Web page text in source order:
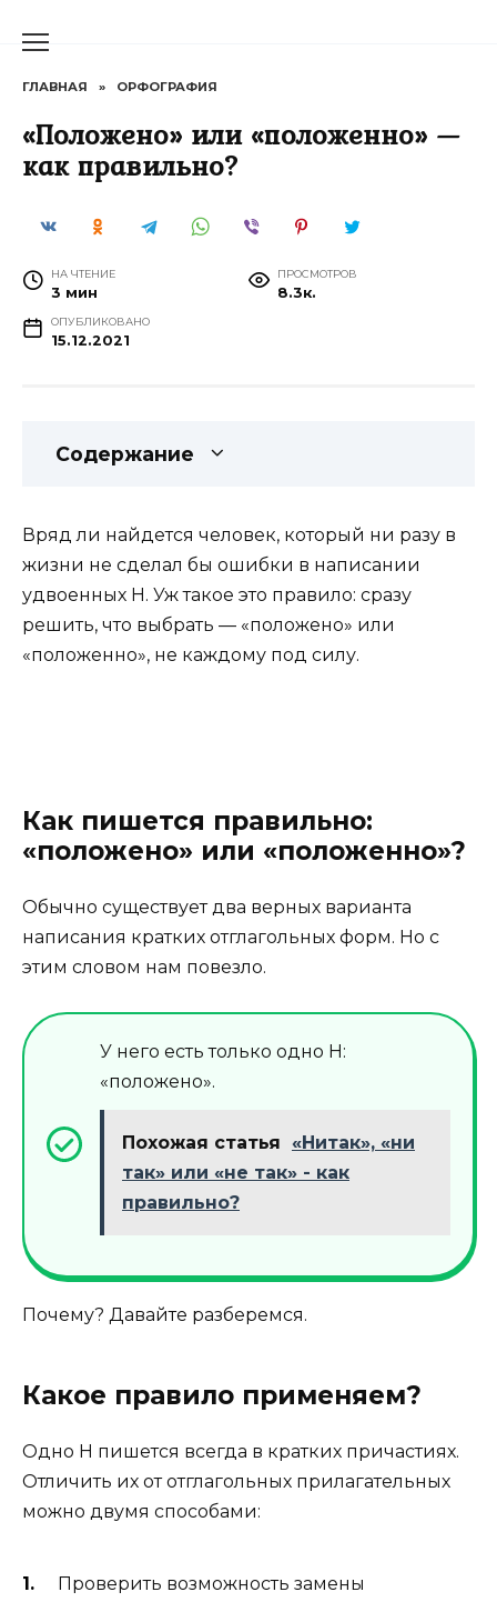
ГЛАВНАЯ » ОРФОГРАФИЯ
«Положено» или «положенно» —
как правильно?
НА ЧТЕНИЕ
3 мин
ПРОСМОТРОВ
8.3к.
ОПУБЛИКОВАНО
15.12.2021
Содержание
Вряд ли найдется человек, который ни разу в
жизни не сделал бы ошибки в написании
удвоенных Н. Уж такое это правило: сразу
решить, что выбрать — «положено» или
«положенно», не каждому под силу.
Как пишется правильно:
«положено» или «положенно»?
Обычно существует два верных варианта
написания кратких отглагольных форм. Но с
этим словом нам повезло.
У него есть только одно Н:
«положено».
Похожая статья
«Нитак», «ни
так» или «не так» - как
правильно?
Почему? Давайте разберемся.
Какое правило применяем?
Одно Н пишется всегда в кратких причастиях.
Отличить их от отглагольных прилагательных
можно двумя способами:
Проверить возможность замены